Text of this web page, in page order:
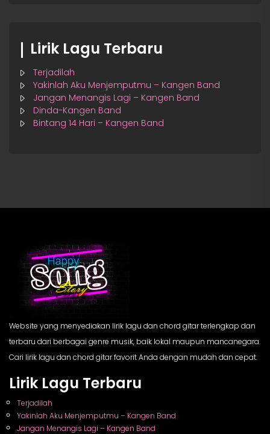
Lirik Lagu Terbaru
Terjadilah
Yakinlah Aku Menjemputmu – Kangen Band
Jangan Menangis Lagi – Kangen Band
Dinda-Kangen Band
Bintang 14 Hari – Kangen Band
Website yang menyediakan lirik lagu dan chord gitar terlengkap dan
terbaru dari berbagai genre musik, baik lokal maupun mancanegara.
Cari lirik lagu dan chord gitar favorit Anda dengan mudah dan cepat.
Lirik Lagu Terbaru
Terjadilah
Yakinlah Aku Menjemputmu – Kangen Band
Jangan Menangis Lagi – Kangen Band